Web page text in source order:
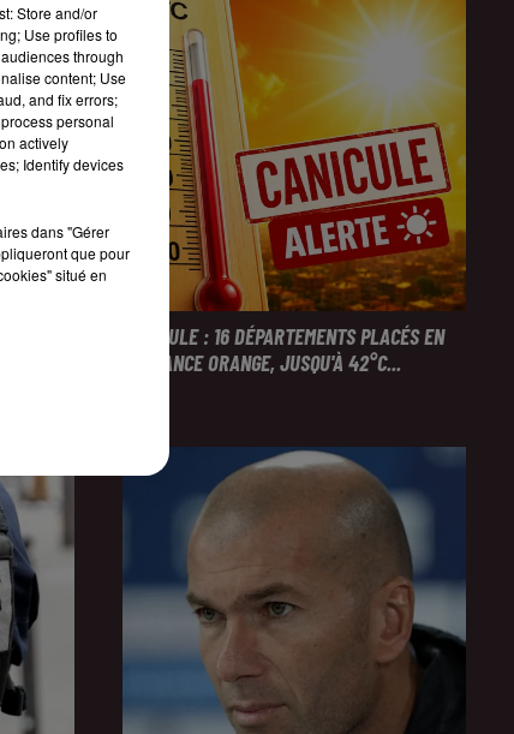
CANICULE : 16 DÉPARTEMENTS PLACÉS EN
VIGILANCE ORANGE, JUSQU'À 42°C...
Store and/or
Use profiles to
through
content; Use
and fix errors;
personal
actively
Identify devices
dans "Gérer
que pour
situé en